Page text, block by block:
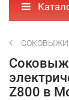
Z800 в